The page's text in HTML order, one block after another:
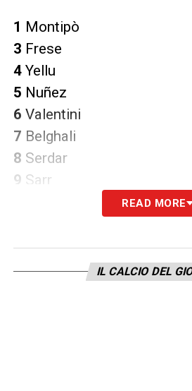
1 Montipò
3 Frese
4Yellu
5 Nuñez
6 Valentini
7 Belghali
8 Serdar
9 Sarr
Nelsson
READ MORE
IL CALCIO DEL